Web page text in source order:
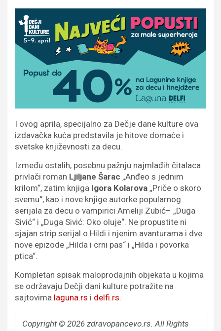
I ovog aprila, specijalno za Dečje dane kulture ova
izdavačka kuća predstavila je hitove domaće i
svetske književnosti za decu.
Između ostalih, posebnu pažnju najmlađih čitalaca
privlači roman Ljiljane Šarac „Anđeo s jednim
krilom“, zatim knjiga Igora Kolarova „Priče o skoro
svemu“, kao i nove knjige autorke popularnog
serijala za decu o vampirici Ameliji Zubić– „Duga
Sivić“ i „Duga Sivić: Oko oluje“. Ne propustite ni
sjajan strip serijal o Hildi i njenim avanturama i dve
nove epizode „Hilda i crni pas“ i „Hilda i povorka
ptica“.
Kompletan spisak maloprodajnih objekata u kojima
se održavaju Dečji dani kulture potražite na
sajtovima laguna.rs i delfi.rs.
Copyright © 2026 zdravopancevo.rs. All Rights